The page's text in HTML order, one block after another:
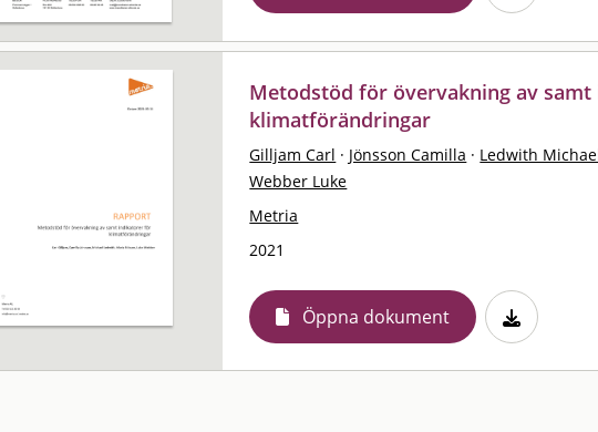
Metodstöd för övervakning av
klimatförändringar
Gilljam Carl · Jönsson Camilla · Ledwith
Webber Luke
Metria
2021
Öppna dokument